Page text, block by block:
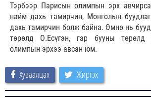
Тэрбээр Парисын олимпын эрх
найм дахь тамирчин, Монголын
дахь тамирчин болж байна. Өмнө нь
төрөлд О.Есүгэн, гар бууны төрөлд
олимпын эрхээ авсан юм.
Хуваалцах Жиргэх